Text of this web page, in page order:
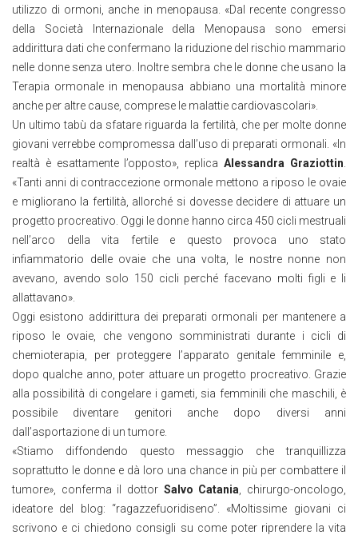
utilizzo di ormoni, anche in menopausa. «Dal recente congresso
della Società Internazionale della Menopausa sono emersi
addirittura dati che confermano la riduzione del rischio mammario
nelle donne senza utero. Inoltre sembra che le donne che usano la
Terapia ormonale in menopausa abbiano una mortalità minore
anche per altre cause, comprese le malattie cardiovascolari».
Un ultimo tabù da sfatare riguarda la fertilità, che per molte donne
giovani verrebbe compromessa dall’uso di preparati ormonali. «In
realtà è esattamente l’opposto», replicaAlessandra Graziottin
«Tanti anni di contraccezione ormonale mettono a riposo le ovaie
e migliorano la fertilità, allorché si dovesse decidere di attuare un
progetto procreativo. Oggi le donne hanno circa 450 cicli mestruali
nell’arco della vita fertile e questo provoca uno stato
infiammatorio delle ovaie che una volta, le nostre nonne non
avevano, avendo solo 150 cicli perché facevano molti figli e li
allattavano».
Oggi esistono addirittura dei preparati ormonali per mantenere a
riposo le ovaie, che vengono somministrati durante i cicli di
chemioterapia, per proteggere l’apparato genitale femminile e,
dopo qualche anno, poter attuare un progetto procreativo. Grazie
alla possibilità di congelare i gameti, sia femminili che maschili, è
possibile diventare genitori anche dopo diversi anni
dall’asportazione di un tumore.
«Stiamo diffondendo questo messaggio che tranquillizza
soprattutto le donne e dà loro una chance in più per combattere il
tumore», conferma il dottor Salvo Catania , chirurgo-oncologo,
ideatore del blog: “ragazzefuoridiseno”. «Moltissime giovani ci
scrivono e ci chiedono consigli su come poter riprendere la vita